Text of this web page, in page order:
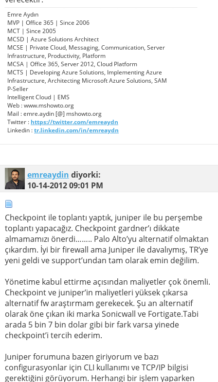
Emre Aydın
MVP | Office 365 | Since 2006
MCT | Since 2005
MCSD | Azure Solutions Architect
MCSE | Private Cloud, Messaging, Communication, Server
Infrastructure, Productivity, Platform
MCSA | Office 365, Server 2012, Cloud Platform
MCTS | Developing Azure Solutions, Implementing Azure
Infrastructure, Architecting Microsoft Azure Solutions, SAM
P-Seller
Intelligent Cloud | EMS
Web : www.mshowto.org
Mail : emre.aydin [@] mshowto.org
Twitter : https://twitter.com/emreaydn
Linkedin :tr.linkedin.com/in/emreaydn
emreaydin diyorki:
10-14-201209:01 PM
Checkpoint ile toplantı yaptık, juniper ile bu perşembe
toplantı yapacağız. Checkpoint gardner’ı dikkate
almamamızı önerdi…….. Palo Alto’yu alternatif olmaktan
çıkardım. İyi bir firewall ama Juniper ile davalıymış, TR’ye
yeni geldi ve support’undan tam olarak emin değilim.
Yönetime kabul ettirme açısından maliyetler çok önemli.
Checkpoint ve juniper’in maliyetleri yüksek çıkarsa
alternatif fw araştırmam gerekecek. Şu an alternatif
olarak öne çıkan iki marka Sonicwall ve Fortigate.Tabi
arada 5 bin 7 bin dolar gibi bir fark varsa yinede
checkpoint’i tercih ederim.
Juniper forumuna bazen giriyorum ve bazı
configurasyonlar için CLI kullanımı ve TCP/IP bilgisi
gerektiğini görüyorum. Herhangi bir işlem yaparken